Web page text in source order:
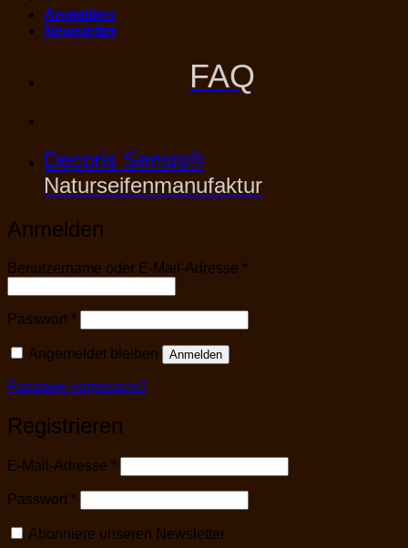
Anmelden
Newsletter
FAQ
Decoris Sensis®
Naturseifenmanufaktur
Anmelden
Benutzername oder E-Mail-Adresse *Erforderlich
Passwort *Erforderlich
Angemeldet bleiben Anmelden
Passwort vergessen?
Registrieren
E-Mail-Adresse *Erforderlich
Passwort *Erforderlich
Abonniere unseren Newsletter